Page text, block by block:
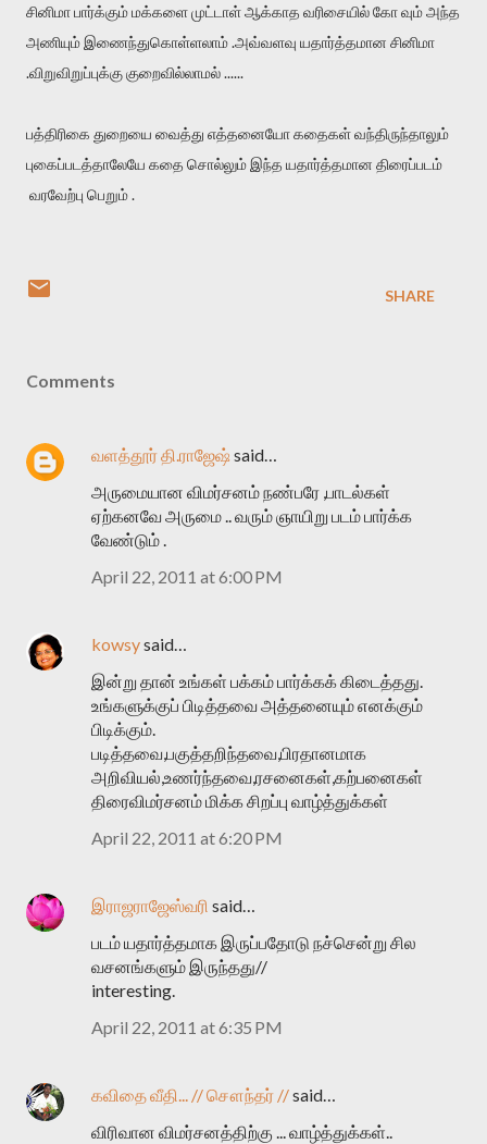
சினிமா பார்க்கும் மக்களை முட்டாள் ஆக்காத வரிசையில் கோ வும் அந்த
அணியும் இணைந்துகொள்ளலாம் .அவ்வளவு யதார்த்தமான சினிமா
.விறுவிறுப்புக்கு குறைவில்லாமல் ......
பத்திரிகை துறையை வைத்து எத்தனையோ கதைகள் வந்திருந்தாலும்
புகைப்படத்தாலேயே கதை சொல்லும் இந்த யதார்த்தமான திரைப்படம்
வரவேற்பு பெறும் .
SHARE
Comments
வளத்தூர் தி.ராஜேஷ்said…
அருமையான விமர்சனம் நண்பரே ,பாடல்கள்
ஏற்கனவே அருமை .. வரும் ஞாயிறு படம் பார்க்க
வேண்டும் .
April 22, 2011 at 6:00 PM
kowsysaid…
இன்று தான் உங்கள் பக்கம் பார்க்கக் கிடைத்தது.
உங்களுக்குப் பிடித்தவை அத்தனையும் எனக்கும்
பிடிக்கும்.
படித்தவை,பகுத்தறிந்தவை,பிரதானமாக
அறிவியல்,உணர்ந்தவை,ரசனைகள்,கற்பனைகள்
திரைவிமர்சனம் மிக்க சிறப்பு வாழ்த்துக்கள்
April 22, 2011 at 6:20 PM
இராஜராஜேஸ்வரி said…
படம் யதார்த்தமாக இருப்பதோடு நச்சென்று சில
வசனங்களும் இருந்தது//
interesting.
April 22, 2011 at 6:35 PM
கவிதை வீதி... // சௌந்தர் //said…
விரிவான விமர்சனத்திற்கு ... வாழ்த்துக்கள்..